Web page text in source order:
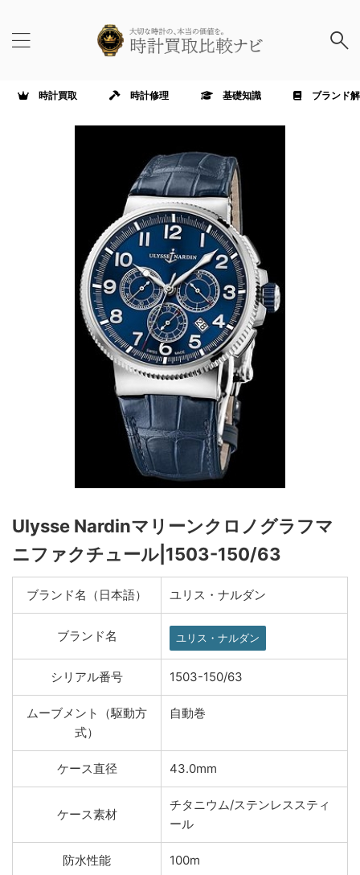
時計買取 時計修理 基礎知識 ブランド
Ulysse Nardinマリーンクロノグラフマ
ニファクチュール|1503-150/63
ブランド名（日本語） ユリス・ナルダン
ブランド名 ユリス・ナルダン
シリアル番号 1503-150/63
ムーブメント（駆動方
式）
自動巻
ケース直径 43.0mm
ケース素材
チタニウム/ステンレススティ
ール
防水性能 100m